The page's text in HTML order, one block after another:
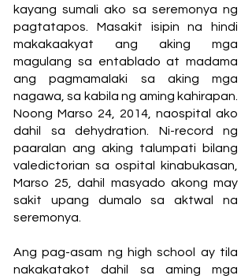
kayang sumali ako sa seremonya ng
pagtatapos. Masakit isipin na hindi
makakaakyat ang aking mga
magulang sa entablado at madama
ang pagmamalaki sa aking mga
nagawa, sa kabila ng aming kahirapan.
Noong Marso 24, 2014, naospital ako
dahil sa dehydration. Ni-record ng
paaralan ang aking talumpati bilang
valedictorian sa ospital kinabukasan,
Marso 25, dahil masyado akong may
sakit upang dumalo sa aktwal na
seremonya.
Ang pag-asam ng high school ay tila
nakakatakot dahil sa aming mga